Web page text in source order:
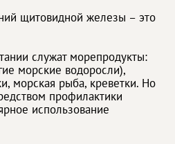
щитовидной железы – это
служат морепродукты:
морские водоросли),
морская рыба, креветки. Но
профилактики
использование